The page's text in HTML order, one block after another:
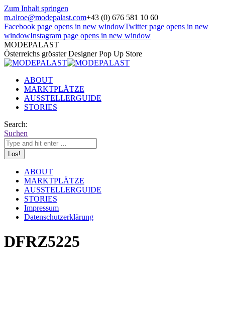
Zum Inhalt springen
m.alroe@modepalast.com+43 (0) 676 581 10 60
Facebook page opens in new windowTwitter page opens in new
windowInstagram page opens in new window
MODEPALAST
Österreichs grösster Designer Pop Up Store
ABOUT
MARKTPLÄTZE
AUSSTELLERGUIDE
STORIES
Search:
Suchen
ABOUT
MARKTPLÄTZE
AUSSTELLERGUIDE
STORIES
Impressum
Datenschutzerklärung
DFRZ5225